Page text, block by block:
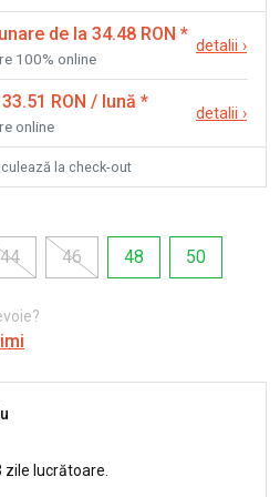
de la 34.48 RON *
100% online
detalii ›
RON / lună *
online
detalii ›
la check-out
44 46 48 50
zile lucrătoare.